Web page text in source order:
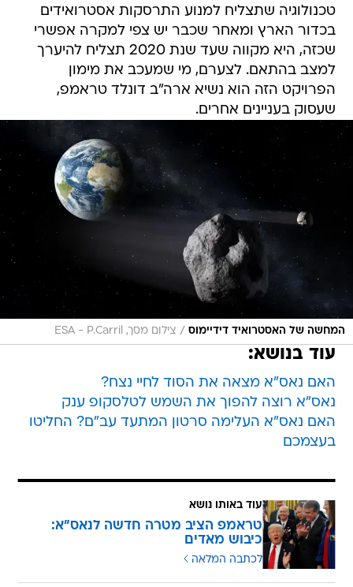
טכנולוגיה שתצליח למנוע התרסקות אסטרואידים
בכדור הארץ ומאחר שכבר יש צפי למקרה אפשרי
שכזה, היא מקווה שעד שנת 2020 תצליח להיערך
למצב בהתאם. לצערם, מי שמעכב את מימון
הפרויקט הזה הוא נשיא ארה"ב דונלד טראמפ,
שעסוק בעניינים אחרים.
המחשה של האסטרואיד דידיימוס / צילום מסך, ESA - P.Carril
עוד בנושא:
האם נאס"א מצאה את הסוד לחיי נצח?
נאס"א רוצה להפוך את השמש לטלסקופ ענק
האם נאס"א העלימה סרטון המתעד עב"ם? החליטו
בעצמכם
עוד באותו נושא
טראמפ הציב מטרה חדשה לנאס"א:
כיבוש מאדים
לכתבה המלאה